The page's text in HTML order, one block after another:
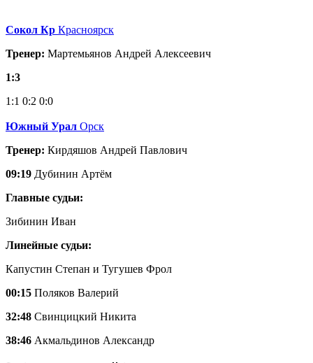
Сокол Кр Красноярск
Тренер: Мартемьянов Андрей Алексеевич
1:3
1:1 0:2 0:0
Южный Урал Орск
Тренер: Кирдяшов Андрей Павлович
09:19 Дубинин Артём
Главные судьи:
Зибинин Иван
Линейные судьи:
Капустин Степан и Тугушев Фрол
00:15 Поляков Валерий
32:48 Свинцицкий Никита
38:46 Акмальдинов Александр